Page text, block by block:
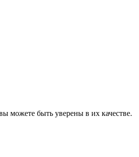
можете быть уверены в их качестве.